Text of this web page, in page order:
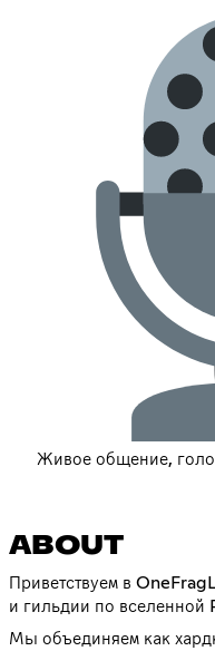
Живое общение,
ABOUT
Приветствуем в
и гильдии по вселенной
Мы объединяем как